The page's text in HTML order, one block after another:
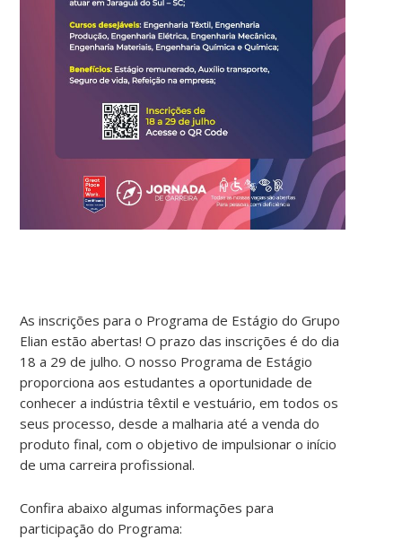
As inscrições para o Programa de Estágio do Grupo
Elian estão abertas! O prazo das inscrições é do dia
18 a 29 de julho. O nosso Programa de Estágio
proporciona aos estudantes a oportunidade de
conhecer a indústria têxtil e vestuário, em todos os
seus processo, desde a malharia até a venda do
produto final, com o objetivo de impulsionar o início
de uma carreira profissional.
Confira abaixo algumas informações para
participação do Programa: